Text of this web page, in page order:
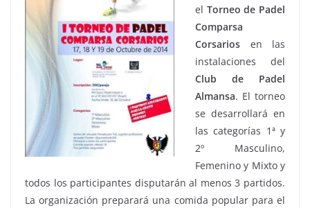
el Torneo de Padel
Comparsa
Corsarios en las
instalaciones del
Club de Padel
Almansa. El torneo
se desarrollará en
las categorías 1ª y
2º Masculino,
Femenino y Mixto y
todos los participantes disputarán al menos 3 partidos.
La organización preparará una comida popular para el